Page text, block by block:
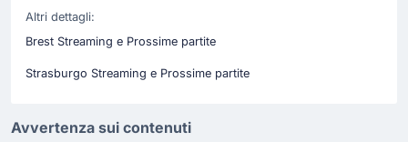
Altri dettagli:
Brest Streaming e Prossime partite
Strasburgo Streaming e Prossime partite
Avvertenza sui contenuti